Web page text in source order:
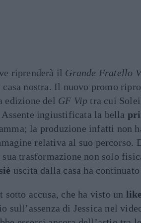
riprenderà il Grande Fratello
nostra. Il nuovo promo
edizione del GF Vip tra cui
ingiustificata la bella
la produzione infatti non
relativa al suo percorso.
sua trasformazione non solo
uscita dalla casa ha
sotto accusa, che ha visto un like
sull’assenza di Jessica nel